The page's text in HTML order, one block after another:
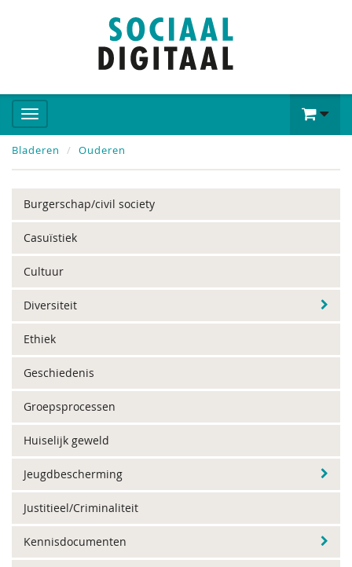
Bladeren Ouderen
Burgerschap/civil society
Casuïstiek
Cultuur
Diversiteit
Ethiek
Geschiedenis
Groepsprocessen
Huiselijk geweld
Jeugdbescherming
Justitieel/Criminaliteit
Kennisdocumenten